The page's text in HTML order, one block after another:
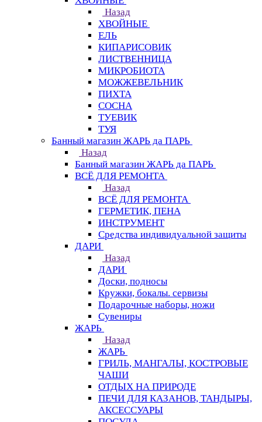
Назад
ХВОЙНЫЕ
ЕЛЬ
КИПАРИСОВИК
ЛИСТВЕННИЦА
МИКРОБИОТА
МОЖЖЕВЕЛЬНИК
ПИХТА
СОСНА
ТУЕВИК
ТУЯ
Банный магазин ЖАРЬ да ПАРЬ
Назад
Банный магазин ЖАРЬ да ПАРЬ
ВСЁ ДЛЯ РЕМОНТА
Назад
ВСЁ ДЛЯ РЕМОНТА
ГЕРМЕТИК, ПЕНА
ИНСТРУМЕНТ
Средства индивидуальной защиты
ДАРИ
Назад
ДАРИ
Доски, подносы
Кружки, бокалы. сервизы
Подарочные наборы, ножи
Сувениры
ЖАРЬ
Назад
ЖАРЬ
ГРИЛЬ, МАНГАЛЫ, КОСТРОВЫЕ
ЧАШИ
ОТДЫХ НА ПРИРОДЕ
ПЕЧИ ДЛЯ КАЗАНОВ, ТАНДЫРЫ,
АКСЕССУАРЫ